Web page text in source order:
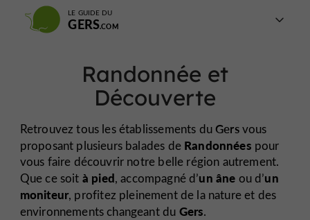
LE GUIDE DU
GERS
Randonnée et
Découverte
Retrouvez tous les établissements du Gersvous
proposant plusieurs balades de Randonnées pour
vous faire découvrir notre belle région autrement.
Que ce soit à pied, accompagné d’un âne ou d’un
moniteur, profitez pleinement de la nature et des
environnements changeant du Gers.